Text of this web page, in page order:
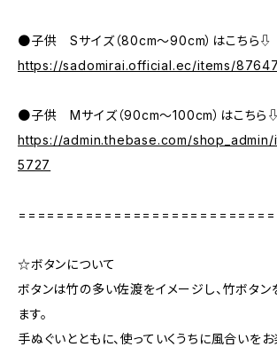
●子供 Sサイズ（80cm〜90cm）はこちら⇩
https://sadomirai.official.ec/items/
●子供 Mサイズ（90cm〜100cm）はこちら⇩
https://admin.thebase.com/
5727
☆ボタンについて
ボタンは竹の多い佐渡をイメージし、竹ボタ
ます。
手ぬぐいとともに、使っていくうちに風合いを